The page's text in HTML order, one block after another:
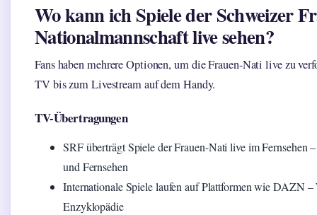
Wo kann ich Spiele der Schweizer
Nationalmannschaft live sehen?
Fans haben mehrere Optionen, um die Frauen-Nati live zu
TV bis zum Livestream auf dem Handy.
TV-Übertragungen
SRF überträgt Spiele der Frauen-Nati live im Fernsehen
und Fernsehen
Internationale Spiele laufen auf Plattformen wie DAZN
Enzyklopädie